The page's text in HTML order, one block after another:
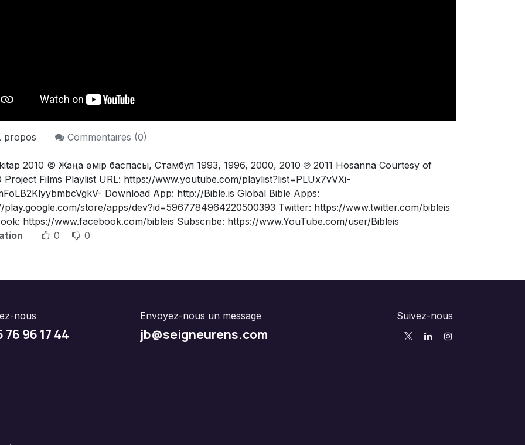
propos Commentaires (0)
2010 © Жаңа өмір баспасы, Стамбул 1993, 1996, 2000, 2010 ℗ 2011 Hosanna Courtesy of
Project Films Playlist URL: https://www.youtube.com/playlist?list=PLUx7vVXi-
Download App: http://Bible.is Global Bible Apps:
play.google.com/store/apps/dev?id=5967784964220500393 Twitter: https://www.twitter.com/bibleis
https://www.facebook.com/bibleis Subscribe: https://www.YouTube.com/user/Bibleis
0 0
nous
76 96 17 44
Envoyez-nous un message
jb@seigneurens.com
Suivez-nous